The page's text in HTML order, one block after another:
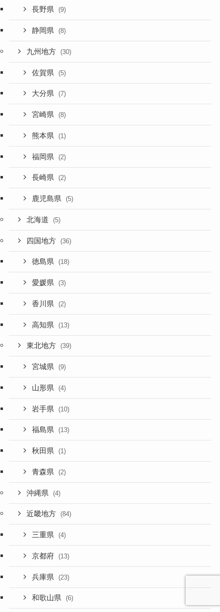
長野県 (9)
静岡県 (8)
九州地方 (30)
佐賀県 (5)
大分県 (7)
宮崎県 (8)
熊本県 (1)
福岡県 (2)
長崎県 (2)
鹿児島県 (5)
北海道 (5)
四国地方 (36)
徳島県 (18)
愛媛県 (3)
香川県 (2)
高知県 (13)
東北地方 (39)
宮城県 (9)
山形県 (4)
岩手県 (10)
福島県 (13)
秋田県 (1)
青森県 (2)
沖縄県 (4)
近畿地方 (84)
三重県 (4)
京都府 (13)
兵庫県 (23)
和歌山県 (6)